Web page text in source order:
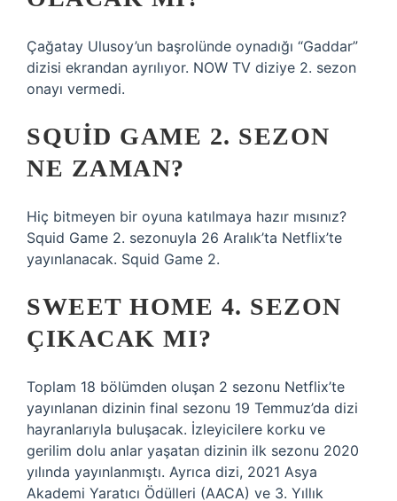
Çağatay Ulusoy’un başrolünde oynadığı “Gaddar”
dizisi ekrandan ayrılıyor. NOW TV diziye 2. sezon
onayı vermedi.
SQUID GAME 2. SEZON
NE ZAMAN?
Hiç bitmeyen bir oyuna katılmaya hazır mısınız?
Squid Game 2. sezonuyla 26 Aralık’ta Netflix’te
yayınlanacak. Squid Game 2.
SWEET HOME 4. SEZON
ÇIKACAK MI?
Toplam 18 bölümden oluşan 2 sezonu Netflix’te
yayınlanan dizinin final sezonu 19 Temmuz’da dizi
hayranlarıyla buluşacak. İzleyicilere korku ve
gerilim dolu anlar yaşatan dizinin ilk sezonu 2020
yılında yayınlanmıştı. Ayrıca dizi, 2021 Asya
Akademi Yaratıcı Ödülleri (AACA) ve 3. Yıllık